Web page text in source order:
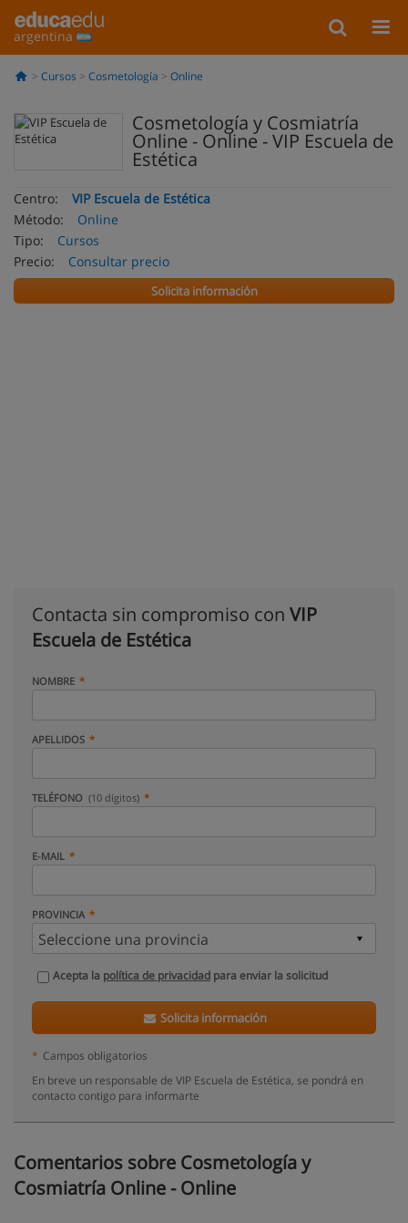
argentina
Cursos Cosmetología Online
Cosmetología y Cosmiatría
Online - Online - VIP Escuela de
Estética
Centro:
VIP Escuela de Estética
Método:
Online
Tipo:
Cursos
Precio:
Consultar precio
Solicita información
Contacta sin compromiso con VIP
Escuela de Estética
NOMBRE
APELLIDOS
TELÉFONO (10 dígitos)
E-MAIL
PROVINCIA
Acepta la política de privacidad para enviar la solicitud
Solicita información
* Campos obligatorios
En breve un responsable de VIP Escuela de Estética, se pondrá en
contacto contigo para informarte
Comentarios sobre Cosmetología y
Cosmiatría Online - Online